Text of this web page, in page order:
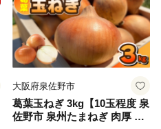
大阪府泉佐野市
葛葉玉ねぎ 3kg【10玉程度 泉
佐野市 泉州たまねぎ 肉厚 甘